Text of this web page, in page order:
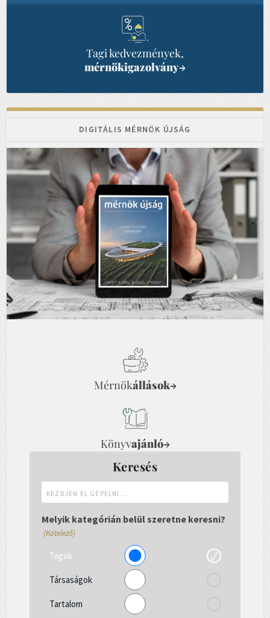
Tagi kedvezmények,
mérnökigazolvány→
DIGITÁLIS MÉRNÖK ÚJSÁG
Mérnökállások→
Könyvajánló→
Keresés
el
gépelni...
Melyik kategórián belül szeretne keresni?
(Kötelező)
Tagok
Társaságok
Tartalom